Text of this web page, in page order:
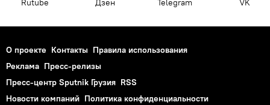
Rutube Дзен Telegram VK
О проекте Контакты Правила использования
Реклама Пресс-релизы
Пресс-центр Sputnik Грузия RSS
Новости компаний Политика конфиденциальности